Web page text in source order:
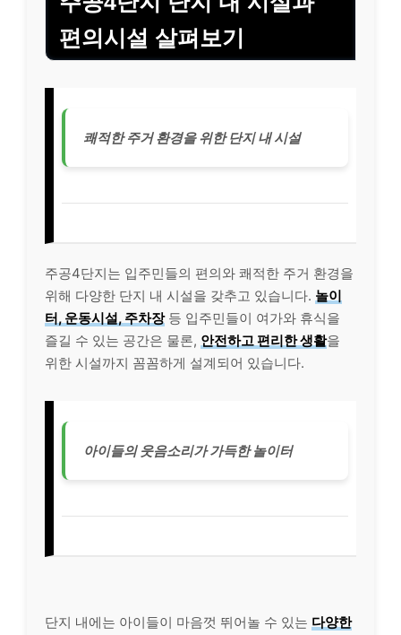
편의시설 살펴보기
쾌적한 주거 환경을 위한 단지 내 시설
주공4단지는 입주민들의 편의와 쾌적한 주거 환경을
위해 다양한 단지 내 시설을 갖추고 있습니다. 놀이
터, 운동시설, 주차장등 입주민들이 여가와 휴식을
즐길 수 있는 공간은 물론, 안전하고 편리한 생활을
위한 시설까지 꼼꼼하게 설계되어 있습니다.
아이들의 웃음소리가 가득한 놀이터
단지 내에는 아이들이 마음껏 뛰어놀 수 있는 다양한